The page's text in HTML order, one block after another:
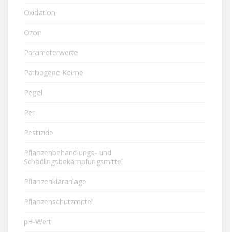
Oxidation
Ozon
Parameterwerte
Pathogene Keime
Pegel
Per
Pestizide
Pflanzenbehandlungs- und
Schädlingsbekämpfungsmittel
Pflanzenkläranlage
Pflanzenschutzmittel
pH-Wert